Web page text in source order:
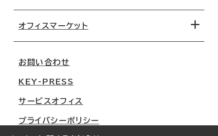
路線・駅から探す
移転コストシミュレーション
移転スケジュール
オフィス移転Q&A
オフィスマーケット
大阪
名古屋
札幌
お問い合わせ
KEY-PRESS
サービスオフィス
プライバシーポリシー